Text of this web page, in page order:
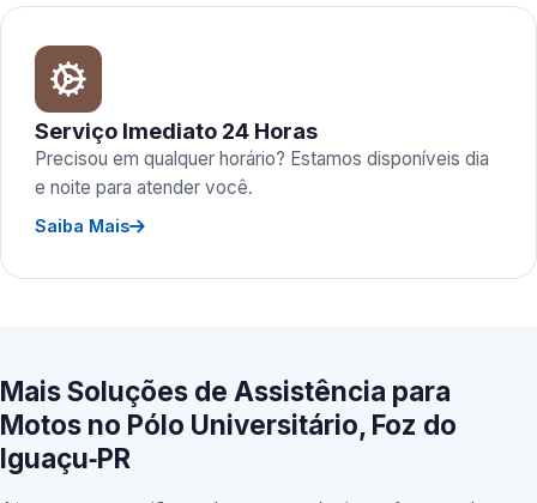
Serviço Imediato 24 Horas
Precisou em qualquer horário? Estamos disponíveis dia
e noite para atender você.
Saiba Mais
Mais Soluções de Assistência para
Motos no Pólo Universitário, Foz do
Iguaçu‑PR